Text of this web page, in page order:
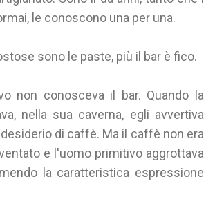
le conoscono una per una.
sono le paste, più il bar è fico.
non conosceva il bar. Quando la
nella sua caverna, egli avvertiva
di caffè. Ma il caffè non era
e l'uomo primitivo aggrottava
la caratteristica espressione